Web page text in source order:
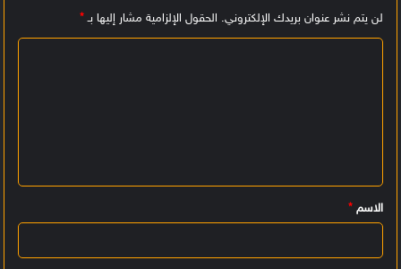
لن يتم نشر عنوان بريدك الإلكتروني. الحقول الإلزامية مشار إليها بـ*
ي
ق
الاسم *